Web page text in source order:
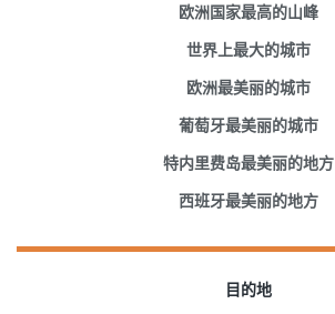
欧洲国家最高的山峰
世界上最大的城市
欧洲最美丽的城市
葡萄牙最美丽的城市
特内里费岛最美丽的地方
西班牙最美丽的地方
目的地